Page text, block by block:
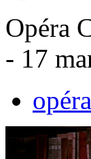
Opéra
- 17
opéra